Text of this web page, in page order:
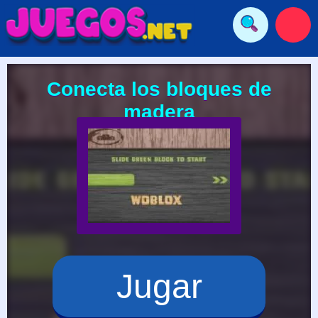
Conecta los bloques de
madera
Jugar